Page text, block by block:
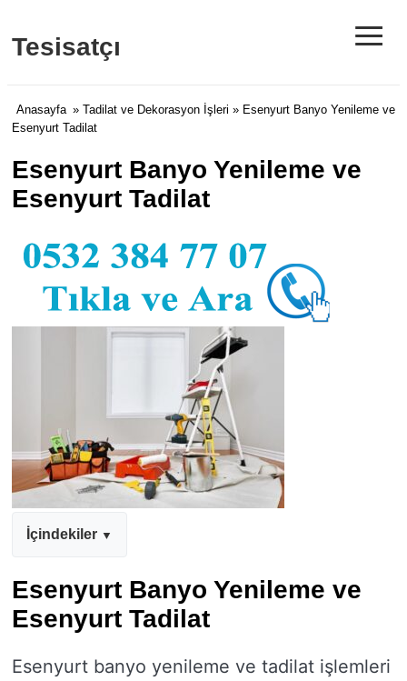
Tesisatçı ≡
Anasayfa » Tadilat ve Dekorasyon İşleri » Esenyurt Banyo Yenileme ve
Esenyurt Tadilat
Esenyurt Banyo Yenileme ve
Esenyurt Tadilat
İçindekiler
Esenyurt Banyo Yenileme ve
Esenyurt Tadilat
Esenyurt banyo yenileme ve tadilat işlemleri